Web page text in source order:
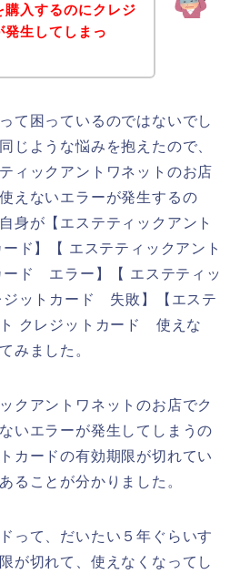
入するのにクレジ
発生してしまっ
て困っているのではないでし
じような悩みを抱えたので、
ィックアントワネットのお店
えないエラーが発生するの
身が【エステティックアント
ド】【 エステティックアント
ード エラー】【 エステティッ
ジットカード 失敗】【エステ
クレジットカード 使えな
みました。
クアントワネットのお店でク
いエラーが発生してしまうの
カードの有効期限が切れてい
ることが分かりました。
って、だいたい５年ぐらいす
が切れて、使えなくなってし